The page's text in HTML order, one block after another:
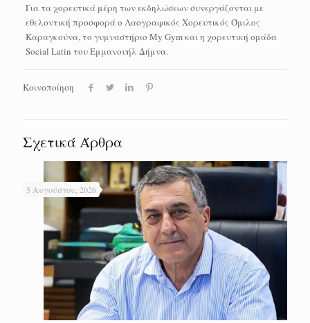
Για τα χορευτικά μέρη των εκδηλώσεων συνεργάζονται με
εθελοντική προσφορά ο Λαογραφικός Χορευτικός Όμιλος
Καραγκούνα, το γυμναστήριο My Gym και η χορευτική ομάδα
Social Latin του Εμμανουήλ Δήμνα.
Κοινοποίηση
Σχετικά Άρθρα
5 Αυγούστου, 2026